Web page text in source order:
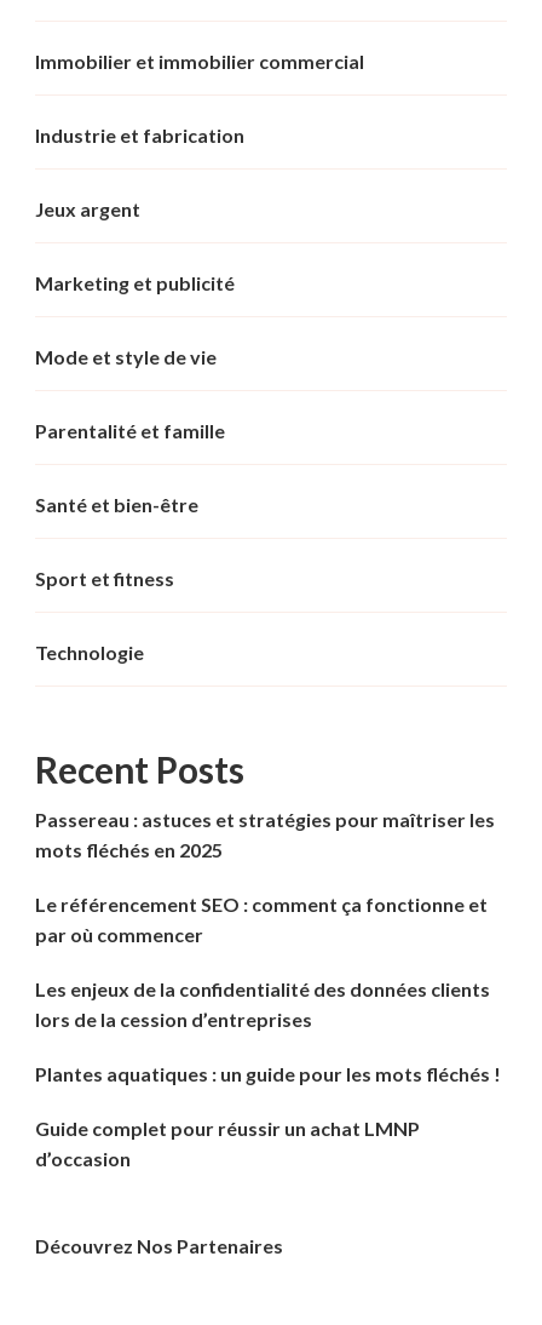
Immobilier et immobilier commercial
Industrie et fabrication
Jeux argent
Marketing et publicité
Mode et style de vie
Parentalité et famille
Santé et bien-être
Sport et fitness
Technologie
Recent Posts
Passereau : astuces et stratégies pour maîtriser les
mots fléchés en 2025
Le référencement SEO : comment ça fonctionne et
par où commencer
Les enjeux de la confidentialité des données clients
lors de la cession d’entreprises
Plantes aquatiques : un guide pour les mots fléchés !
Guide complet pour réussir un achat LMNP
d’occasion
Découvrez Nos Partenaires